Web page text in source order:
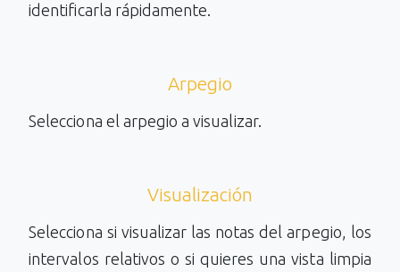
identificarla rápidamente.
Arpegio
Selecciona el arpegio a visualizar.
Visualización
Selecciona si visualizar las notas del arpegio, los
intervalos relativos o si quieres una vista limpia